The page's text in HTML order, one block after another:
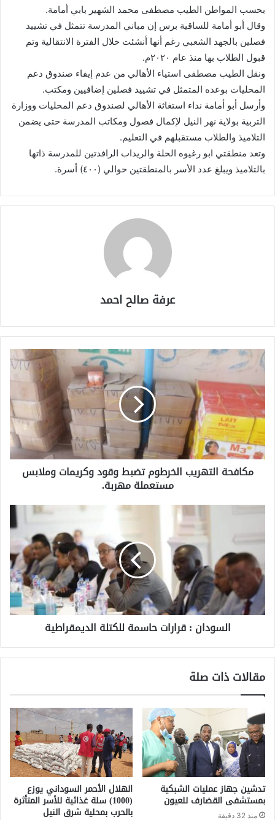
بحسب المواطن الطيب مصطفى محمد الشهير بابي أمامة.
وقال أبو أمامة للساقية برس إن مباني المدرسة تتمثل في تشييد
فصلين بالجهد الشعبي رغم أنها أنشئت خلال الفترة الانتقالية وتم
قبول الطلاب بها منذ عام ٢٠٢٠م.
ونقل الطيب مصطفى استياء الأهالي من عدم إيفاء صندوق دعم
المحليات بوعده المتمثل في تشييد فصلين إضافيين ومكتب.
وأرسل أبو أمامة نداء استغاثة الأهالي لصندوق دعم المحليات ووزارة
التربية بولاية نهر النيل لإكمال فصول ومكاتب المدرسة حتى يضمن
التلاميذ والطلاب مستقبلهم في التعليم.
وتعد منطقتي ابو رغيوه الحلة والريداب الرافدتين للمدرسة ذاتها
بالتلاميذ ويبلغ عدد الأسر بالمنطقتين حوالي (٤٠٠) أسرة.
عرفة صالح احمد
مكافحة التهريب الخرطوم تضبط وقود وكريمات وملابس
مستعملة مهربة.
السودان : قرارات حاسمة للكتلة الديمقراطية
مقالات ذات صلة
تدشين جهاز عمليات الشبكية
بمستشفى القضارف للعيون
منذ 32 دقيقة
الهلال الأحمر السوداني يوزع
(1000) سلة غذائية للأسر المتأثرة
بالحرب بمحلية شرق النيل